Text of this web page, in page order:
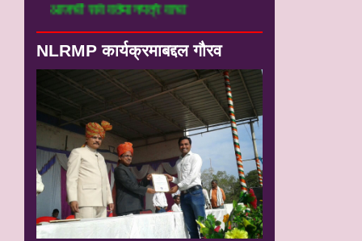
आजची सर्व वर्तमानपत्रे वाचा
NLRMP कार्यक्रमाबद्दल गौरव